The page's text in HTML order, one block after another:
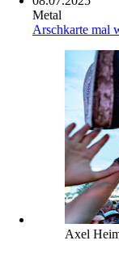
Metal
Arschkarte mal
Axel